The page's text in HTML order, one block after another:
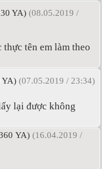
YA) (08.05.2019 /
tên em làm theo
YA) (07.05.2019 / 23:34)
lại được không
YA) (16.04.2019 /